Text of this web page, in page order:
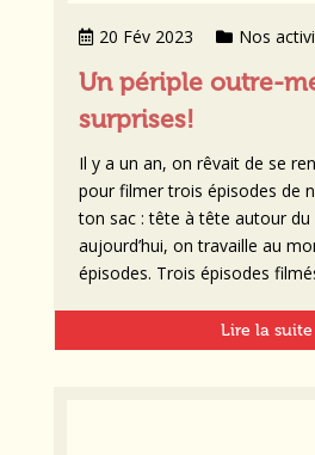
20 Fév 2023 Nos
Un périple outre-
surprises!
Il y a un an, on rêvait de se
pour filmer trois épisodes de
ton sac : tête à tête autour
aujourd’hui, on travaille au
épisodes. Trois épisodes
Lire la suite